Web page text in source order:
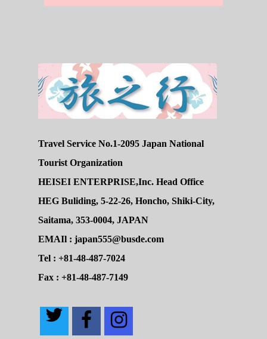
Travel Service No.1-2095 Japan National
Tourist Organization
HEISEI ENTERPRISE,Inc. Head Office
HEG Buliding, 5-22-26, Honcho, Shiki-City,
Saitama, 353-0004, JAPAN
EMAIl : japan555@busde.com
Tel : +81-48-487-7024
Fax : +81-48-487-7149